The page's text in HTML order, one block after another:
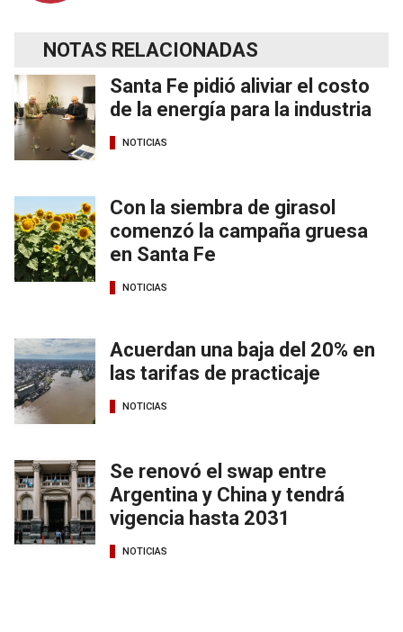
NOTAS RELACIONADAS
Santa Fe pidió aliviar el costo
de la energía para la industria
NOTICIAS
Con la siembra de girasol
comenzó la campaña gruesa
en Santa Fe
NOTICIAS
Acuerdan una baja del 20% en
las tarifas de practicaje
NOTICIAS
Se renovó el swap entre
Argentina y China y tendrá
vigencia hasta 2031
NOTICIAS